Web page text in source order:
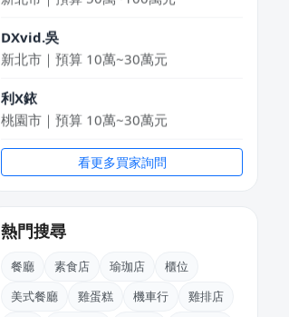
DXvid.吳
新北市｜預算 10萬~30萬元
利X銥
桃園市｜預算 10萬~30萬元
簡X之
桃園市｜預算 10萬~30萬元
新北市｜預算 10萬~30萬元
姚X生
嘉義市｜預算 10萬~30萬元
看更多買家詢問
熱門搜尋
餐廳 素食店 瑜珈店
櫃位
美式餐廳
雞蛋糕 機車行
雞排店